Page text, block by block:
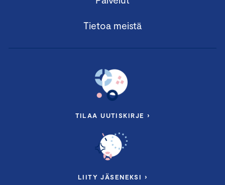
Tietoa meistä
TILAA UUTISKIRJE ›
LIITY JÄSENEKSI ›